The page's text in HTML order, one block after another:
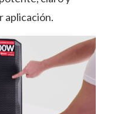
aplicación.